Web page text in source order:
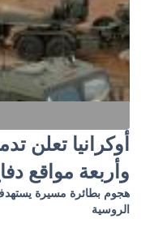
وأربعة مواقع
هجوم بطائرة مسيرة
الروسية